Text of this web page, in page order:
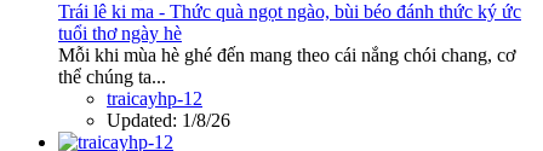
Trái lê ki ma - Thức quà ngọt ngào, bùi béo đánh thức ký ức
tuổi thơ ngày hè
Mỗi khi mùa hè ghé đến mang theo cái nắng chói chang, cơ
thể chúng ta...
traicayhp-12
Updated: 1/8/26